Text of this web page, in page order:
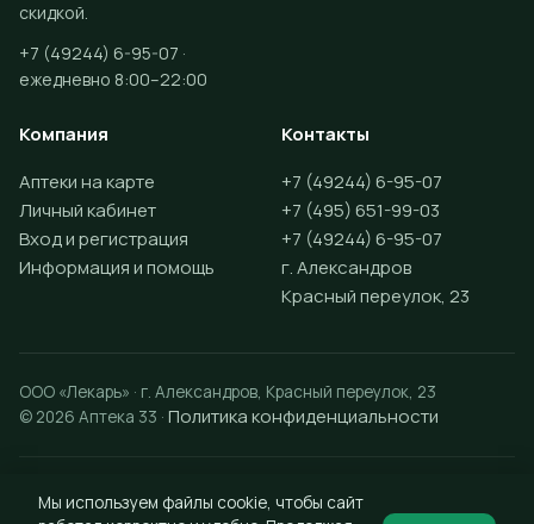
скидкой.
+7 (49244) 6-95-07 ·
ежедневно 8:00–22:00
Компания
Аптеки на карте
Личный кабинет
Вход и регистрация
Информация и помощь
Контакты
+7 (49244) 6-95-07
+7 (495) 651-99-03
+7 (49244) 6-95-07
г. Александров
Красный переулок, 23
ООО «Лекарь» · г. Александров, Красный переулок, 23
© 2026 Аптека 33 · Политика конфиденциальности
Мы используем файлы cookie, чтобы сайт